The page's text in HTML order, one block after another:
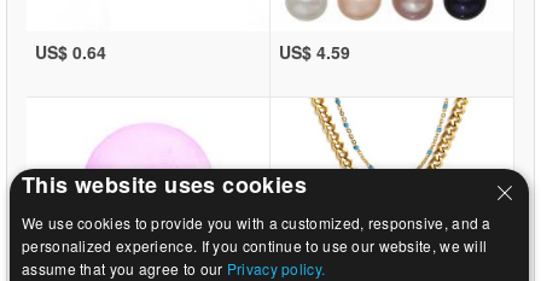
US$ 0.64 US$ 4.59
This website uses cookies
We use cookies to provide you with a customized, responsive, and a
personalized experience. If you continue to use our website, we will
assume that you agree to our Privacy policy.